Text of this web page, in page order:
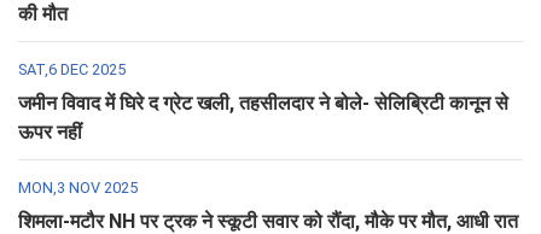
की मौत
SAT,6 DEC 2025
जमीन विवाद में घिरे द ग्रेट खली, तहसीलदार ने बोले- सेलिब्रिटी कानून से
ऊपर नहीं
MON,3 NOV 2025
शिमला-मटौर NH पर ट्रक ने स्कूटी सवार को रौंदा, मौके पर मौत, आधी रात